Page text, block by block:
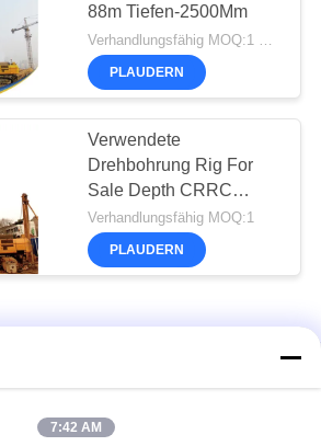
88m Tiefen-2500Mm
PLAUDERN
Verwendete
Drehbohrung Rig For
Sale Depth CRRC
TR250D 80m
Verhandlungsfähig MOQ:1
PLAUDERN
7:42 AM